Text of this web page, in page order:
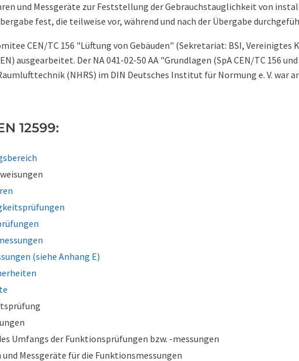
und Messgeräte zur Feststellung der Gebrauchstauglichkeit von
fest, die teilweise vor, während und nach der Übergabe
CEN/TC 156 "Lüftung von Gebäuden" (Sekretariat: BSI, Vereinigtes
ausgearbeitet. Der NA 041-02-50 AA "Grundlagen (SpA CEN/TC 156 und
(NHRS) im DIN Deutsches Institut für Normung e. V. war
12599:
(siehe Anhang E)
Umfangs der Funktionsprüfungen bzw. -messungen
und Messgeräte für die Funktionsmessungen